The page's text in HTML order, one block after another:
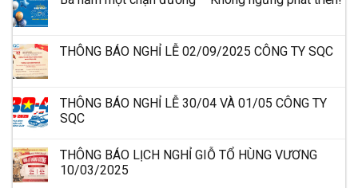
THÔNG BÁO NGHỈ LỄ 02/09/2025 CÔNG TY SQC
THÔNG BÁO NGHỈ LỄ 30/04 VÀ 01/05 CÔNG TY
SQC
THÔNG BÁO LỊCH NGHỈ GIỖ TỔ HÙNG VƯƠNG
10/03/2025